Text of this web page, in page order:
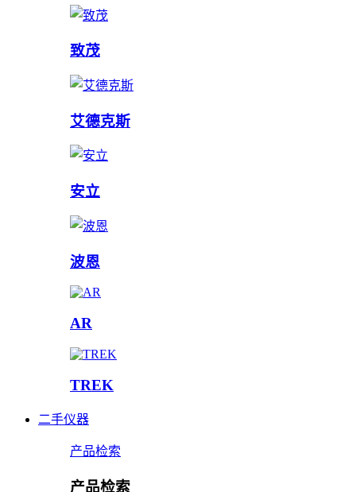
致茂
艾德克斯
安立
波恩
AR
TREK
二手仪器
产品检索
产品检索